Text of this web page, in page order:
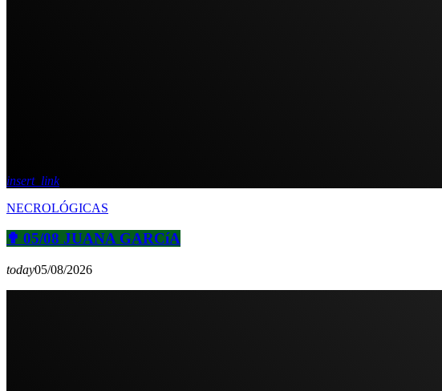
insert_link
NECROLÓGICAS
✟ 05/08 JUANA GARCíA
today05/08/2026